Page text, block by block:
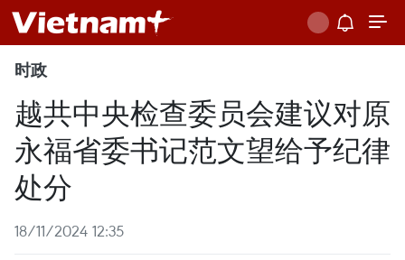
时政
越共中央检查委员会建议对原
永福省委书记范文望给予纪律
处分
18/11/2024 12:35